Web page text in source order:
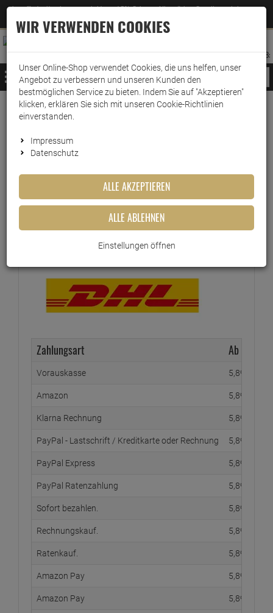
Jetzt für den Newsletter entscheiden und 5% Rabatt auf Ihre nächste Bestellung erhalten
–Zum Newsletter
ANMELDEN
AUFKLAPPEN
MERKZETTEL
WARENKORB:
MENÜ
Versand & Lieferung
Bitte wählen Sie Ihr Lieferland.
Kleinpaket
Warensendung
Versichert bis 20 Euro
Zahlungsart Ab
Vorauskasse 5, 89
Amazon 5, 89
Klarna Rechnung 5, 89
PayPal - Lastschrift / Kreditkarte oder Rechnung 5, 89
PayPal Express 5, 89
PayPal Ratenzahlung 5, 89
Sofort bezahlen. 5, 89
Rechnungskauf. 5, 89
Ratenkauf. 5, 89
Amazon Pay 5, 89
Amazon Pay 5, 89
WIR VERWENDEN COOKIES
Unser Online-Shop verwendet Cookies, die uns helfen, unser
Angebot zu verbessern und unseren Kunden den
bestmöglichen Service zu bieten. Indem Sie auf "Akzeptieren"
klicken, erklären Sie sich mit unseren Cookie-Richtlinien
einverstanden.
Impressum
Datenschutz
ALLE AKZEPTIEREN
ALLE ABLEHNEN
Einstellungen öffnen